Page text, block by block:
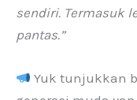
sendiri. Termasuk
pantas.”
Yuk tunjukkan